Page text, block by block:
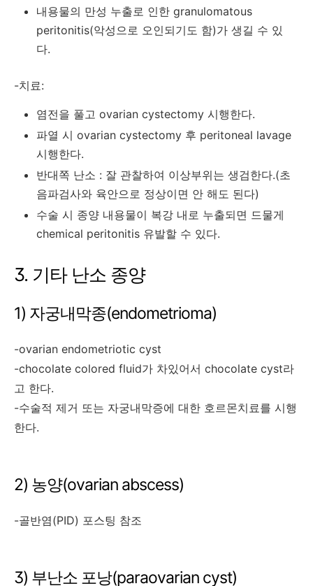
내용물의 만성 누출로 인한 granulomatous
peritonitis(악성으로 오인되기도 함)가 생길 수 있
다.
-치료:
염전을 풀고 ovarian cystectomy 시행한다.
파열 시 ovarian cystectomy 후 peritoneal lavage
시행한다.
반대쪽 난소 : 잘 관찰하여 이상부위는 생검한다.(초
음파검사와 육안으로 정상이면 안 해도 된다)
수술 시 종양 내용물이 복강 내로 누출되면 드물게
chemical peritonitis 유발할 수 있다.
3. 기타 난소 종양
1) 자궁내막종(endometrioma)
-ovarian endometriotic cyst
-chocolate colored fluid가 차있어서 chocolate cyst라
고 한다.
-수술적 제거 또는 자궁내막증에 대한 호르몬치료를 시행
한다.
2) 농양(ovarian abscess)
-골반염(PID) 포스팅 참조
3) 부난소 포낭(paraovarian cyst)